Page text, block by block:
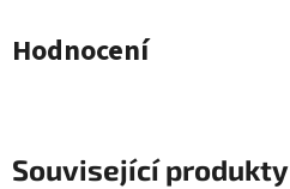
Hodnocení
Související produkty